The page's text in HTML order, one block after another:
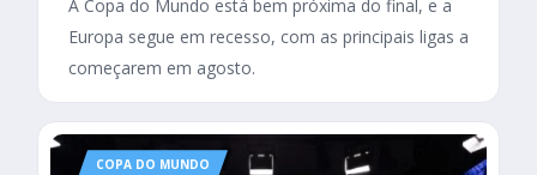
A Copa do Mundo está bem próxima do final, e a
Europa segue em recesso, com as principais ligas a
começarem em agosto.
COPA DO MUNDO